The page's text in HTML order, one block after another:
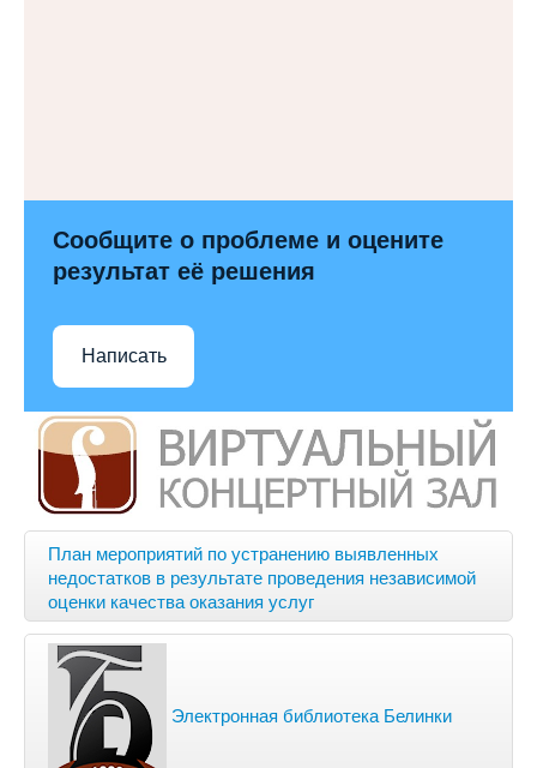
Сообщите о проблеме и оцените
результат её решения
Написать
План мероприятий по устранению выявленных
недостатков в результате проведения независимой
оценки качества оказания услуг
Электронная библиотека Белинки